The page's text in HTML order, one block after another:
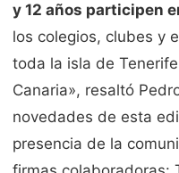
y 12 años participen
los colegios, clubes y
toda la isla de
Canaria», resaltó
novedades de esta
presencia de la